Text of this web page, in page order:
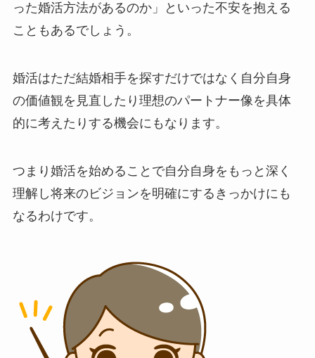
った婚活方法があるのか」といった不安を抱える
こともあるでしょう。
婚活はただ結婚相手を探すだけではなく自分自身
の価値観を見直したり理想のパートナー像を具体
的に考えたりする機会にもなります。
つまり婚活を始めることで自分自身をもっと深く
理解し将来のビジョンを明確にするきっかけにも
なるわけです。